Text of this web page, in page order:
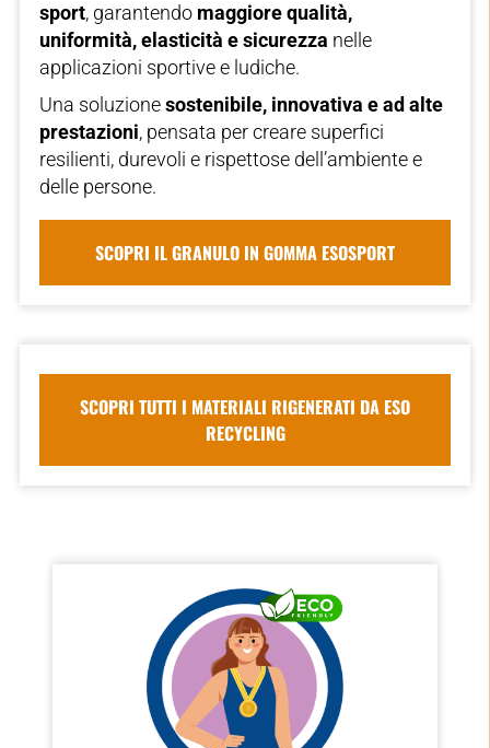
sport, garantendo maggiore qualità,
uniformità, elasticità e sicurezza nelle
applicazioni sportive e ludiche.
Una soluzionesostenibile, innovativa e ad alte
prestazioni, pensata per creare superfici
resilienti, durevoli e rispettose dell’ambiente e
delle persone.
SCOPRI IL GRANULO IN GOMMA ESOSPORT
SCOPRI TUTTI I MATERIALI RIGENERATI DA ESO
RECYCLING